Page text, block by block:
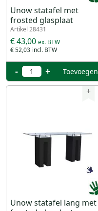
Unow statafel met
frosted glasplaat
Artikel 28431
€ 52,03
€ 43,00
- + Toevoegen
+
Unow statafel lang met